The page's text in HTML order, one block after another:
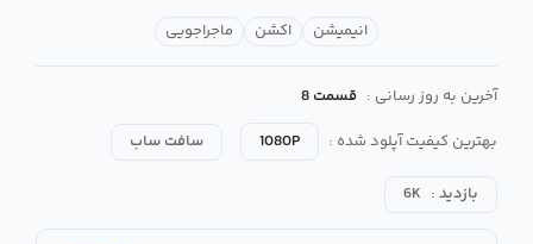
انیمیشن اکشن ماجراجویی
آخرین به روز رسانی : قسمت 8
بهترین کیفیت آپلود شده :
1080P سافت ساب
بازدید : 6K